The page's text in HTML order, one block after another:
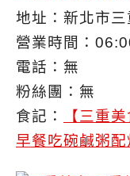
地址：新北市
營業時間：
電話：無
粉絲團：無
食記：
【三重
早餐吃碗鹹粥配